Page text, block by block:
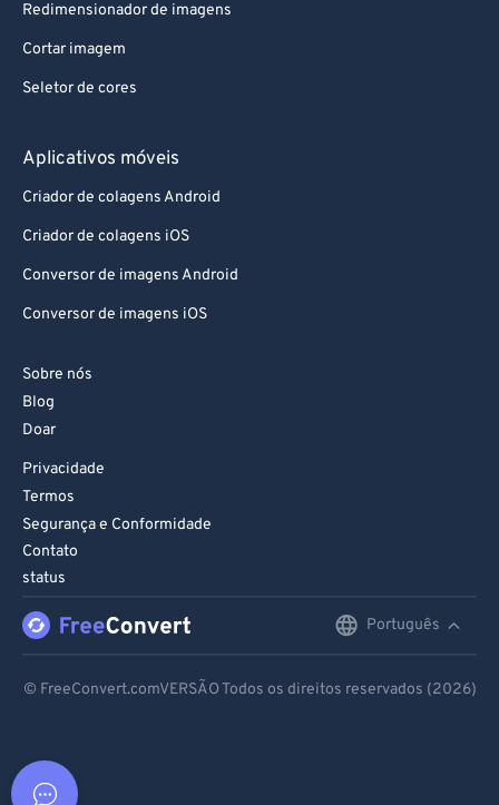
Redimensionador de imagens
Cortar imagem
Seletor de cores
Aplicativos móveis
Criador de colagens Android
Criador de colagens iOS
Conversor de imagens Android
Conversor de imagens iOS
Sobre nós
Blog
Doar
Privacidade
Termos
Segurança e Conformidade
Contato
status
Português
© FreeConvert.comVERSÃO Todos os direitos reservados (2026)